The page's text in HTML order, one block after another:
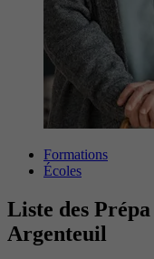
Formations
Écoles
Liste des
Argenteuil